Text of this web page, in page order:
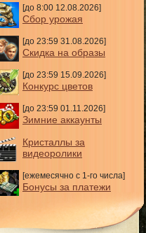
[до 8:00 12.08.2026]
Сбор урожая
[до 23:59 31.08.2026]
Скидка на образы
[до 23:59 15.09.2026]
Конкурс цветов
[до 23:59 01.11.2026]
Зимние аккаунты
Кристаллы за
видеоролики
[ежемесячно с 1-го числа]
Бонусы за платежи